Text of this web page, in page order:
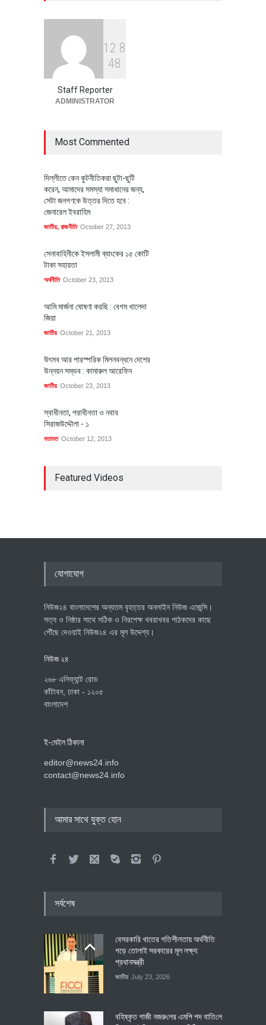
বৈশ্বিক প্রতিযোগিতা সক্ষমতা বাড়াতে
পোশাক শিল্পে নতুন উদ্যোগ
1 2 8
48
Staff Reporter
ADMINISTRATOR
Most Commented
দিল্লীতে কেন কুটনীতিকরা ছুটা-ছুটি
করেন, আমাদের সমস্যা সমাধানের জন্য,
সেটা জনগণকে উত্তর দিতে হবে :
জেনারেল ইবরাহিম
জাতীয়, রাজনীতি October 27, 2013
সেনাবাহিনীকে ইসলামী ব্যাংকের ১৫ কোটি
টাকা সহায়তা
অর্থনীতি October 23, 2013
আমি মার্জনা ঘোষণা করছি : বেগম খালেদা
জিয়া
জাতীয় October 21, 2013
উৎসব আর পারস্পরিক মিলনবন্ধনে দেশের
উন্নয়ন সম্ভব : কামারুল আরেফিন
জাতীয় October 23, 2013
স্বাধীনতা, পরাধীনতা ও নবাব
সিরাজউদ্দৌলা - ১
মতামত October 12, 2013
Featured Videos
যোগাযোগ
নিউজ২৪ বাংলাদেশের অন্যতম বৃহত্তর অনলাইন নিউজ এজেন্সি।
সত্য ও নিষ্ঠার সাথে সঠিক ও নিরপেক্ষ খবরাখবর পাঠকদের কাছে
পৌঁছে দেওয়াই নিউজ২৪ এর মূল উদ্দেশ্য।
নিউজ ২৪
২৬৮ এলিফ্যান্ট রোড
কাঁটাবন, ঢাকা - ১২০৫
বাংলাদেশ
ই-মেইল ঠিকানা
editor@news24.info
contact@news24.info
আমার সাথে যুক্ত হোন
সর্বশেষ
বেসরকারি খাতের গতিশীলতায় অর্থনীতি
গড়ে তোলাই সরকারের মূল লক্ষ্য:
প্রধানমন্ত্রী
জাতীয় July 23, 2026
বহিষ্কৃত গাজী নজরু‌লের এম‌পি পদ বা‌তি‌লে